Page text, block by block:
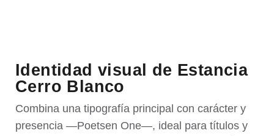
Identidad visual de Estancia
Cerro Blanco
Combina una tipografía principal con carácter y
presencia —Poetsen One—, ideal para títulos y